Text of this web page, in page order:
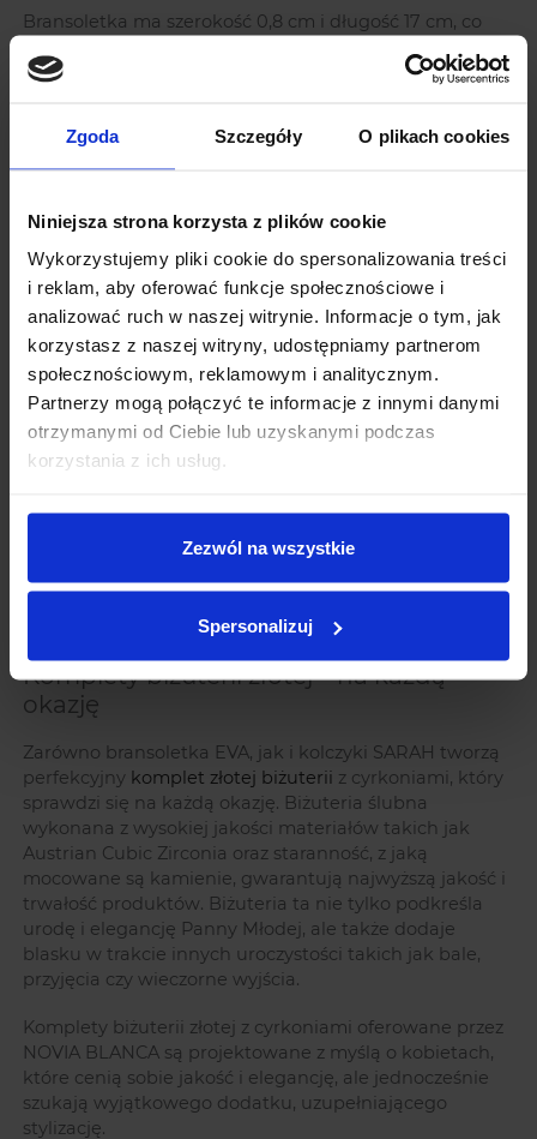
Zgoda Szczegóły O plikach cookies
Niniejsza strona korzysta z plików cookie
Wykorzystujemy pliki cookie do spersonalizowania treści
i reklam, aby oferować funkcje społecznościowe i
analizować ruch w naszej witrynie. Informacje o tym, jak
korzystasz z naszej witryny, udostępniamy partnerom
społecznościowym, reklamowym i analitycznym.
Partnerzy mogą połączyć te informacje z innymi danymi
otrzymanymi od Ciebie lub uzyskanymi podczas
korzystania z ich usług.
Zezwól na wszystkie
Spersonalizuj
Bransoletka ma szerokość 0,8 cm i długość 17 cm, co
dodatkiem. Jej złote wykończenie dodaje całości
Kolczyki złote SARAH – delikatny akcent
Dopełnieniem kompletu są kolczyki złote SARAH
, które
swoim subtelnym, a jednocześnie eleganckim
designem świetnie wpisują się w całą stylizację. Złote
kolczyki z cyrkoniami o wymiarach 1,7 cm długości i 1
cm szerokości to idealny dodatek dla kobiet ceniących
delikatną biżuterię, która mimo swojego minimalizmu
potrafi przyciągnąć uwagę. Cyrkonie, które zdobią
kolczyki SARAH, podobnie jak w bransoletce EVA, mają
niesamowity blask i czystość, co sprawia, że są idealnym
substytutem diamentów.
także wyjątkowo praktycznym wyborem – ich rozmiar
sprawia, że są widoczne, ale nie przytłaczają całej
stylizacji. Mogą być noszone zarówno jako biżuteria
ślubna, jak i na inne uroczyste okazje.
Komplety biżuterii złotej – na każdą
okazję
Zarówno bransoletka EVA, jak i kolczyki SARAH tworzą
perfekcyjny komplet złotej biżuterii z cyrkoniami, który
sprawdzi się na każdą okazję. Biżuteria ślubna
wykonana z wysokiej jakości materiałów takich jak
Austrian Cubic Zirconia oraz staranność, z jaką
mocowane są kamienie, gwarantują najwyższą jakość i
trwałość produktów. Biżuteria ta nie tylko podkreśla
urodę i elegancję Panny Młodej, ale także dodaje
blasku w trakcie innych uroczystości takich jak bale,
przyjęcia czy wieczorne wyjścia.
Komplety biżuterii złotej z cyrkoniami oferowane przez
NOVIA BLANCA są projektowane z myślą o kobietach,
które cenią sobie jakość i elegancję, ale jednocześnie
szukają wyjątkowego dodatku, uzupełniającego
stylizację.